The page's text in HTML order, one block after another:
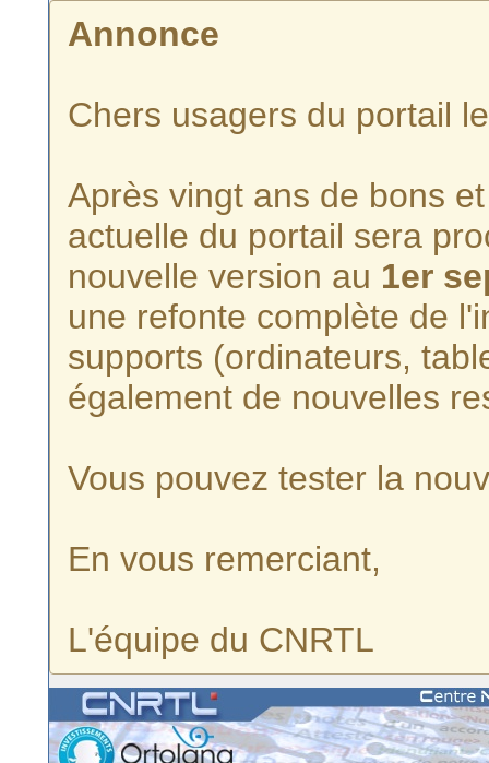
Annonce
Chers usagers du portail
Après vingt ans de bons
actuelle du portail sera
nouvelle version au 1er
une refonte complète de
supports (ordinateurs,
également de nouvelles
Vous pouvez tester la
En vous remerciant,
L'équipe du CNRTL